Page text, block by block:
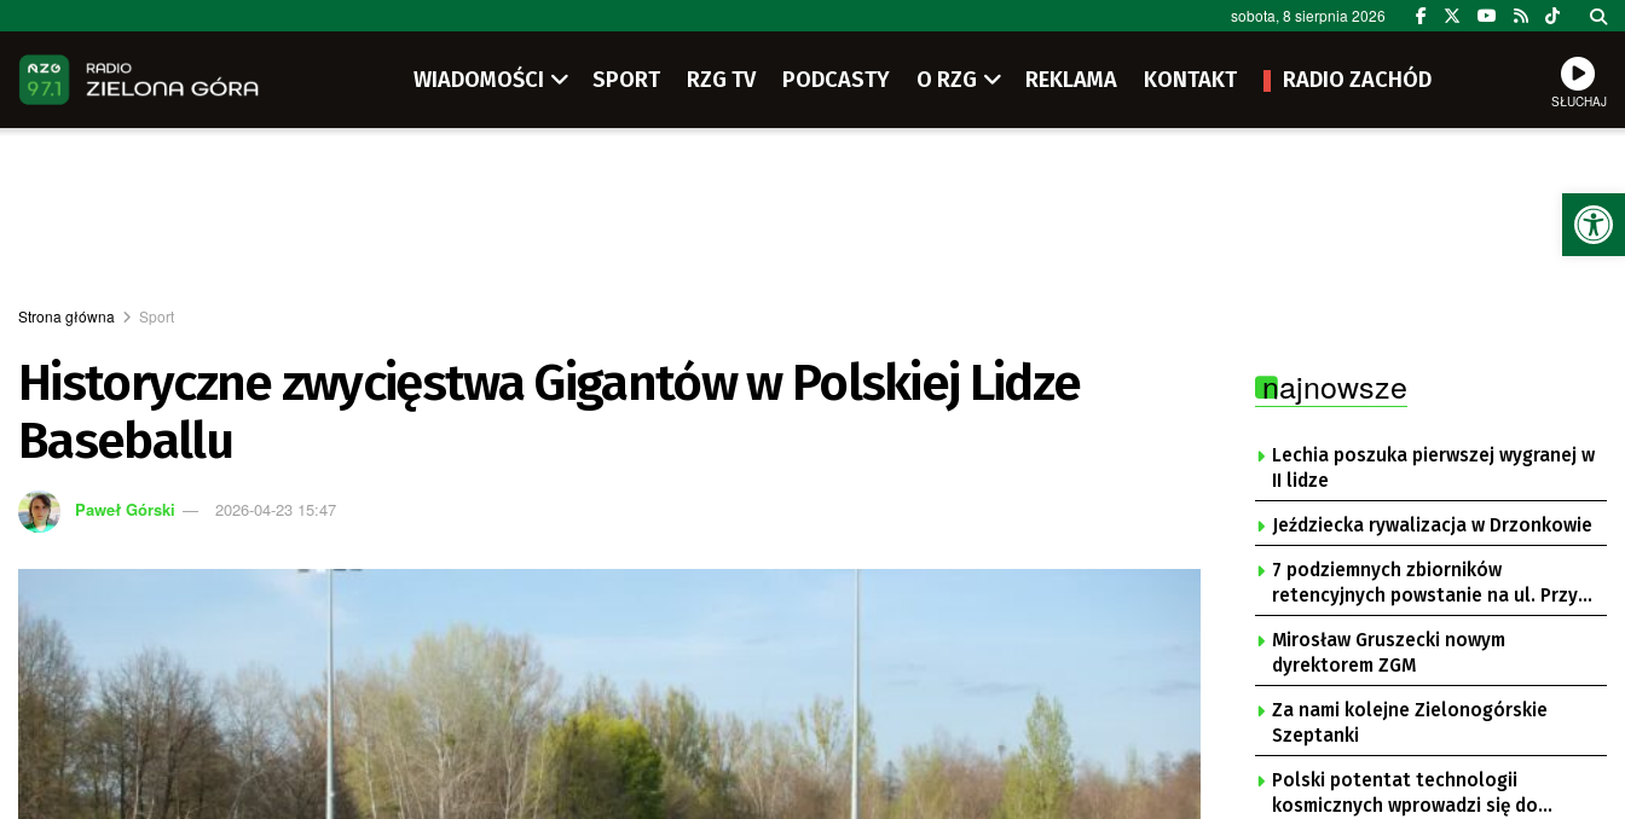
sobota, 8 sierpnia 2026
WIADOMOŚCI SPORT RZG TV PODCASTY O RZG REKLAMA KONTAKT RADIO ZACHÓD
SŁUCHAJ
Strona główna Sport
Historyczne zwycięstwa Gigantów w Polskiej Lidze
Baseballu
Paweł Górski 2026-04-23 15:47
najnowsze
Lechia poszuka pierwszej wygranej w
II lidze
Jeździecka rywalizacja w Drzonkowie
7 podziemnych zbiorników
retencyjnych powstanie na ul. Przy
Gazowni
Mirosław Gruszecki nowym
dyrektorem ZGM
Za nami kolejne Zielonogórskie
Szeptanki
Polski potentat technologii
kosmicznych wprowadzi się do